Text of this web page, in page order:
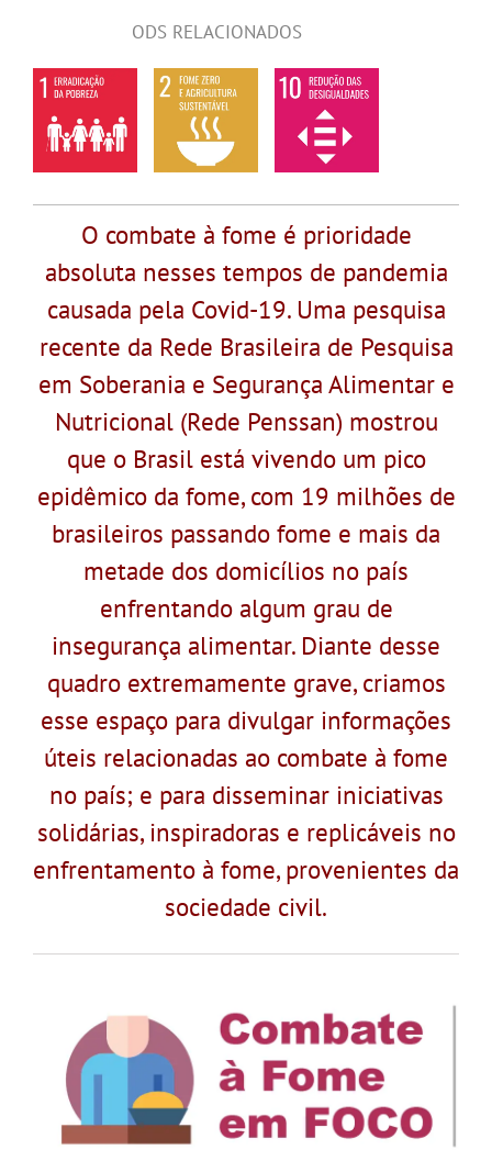
ODS RELACIONADOS
O combate à fome é prioridade
absoluta nesses tempos de pandemia
causada pela Covid-19. Uma pesquisa
recente da Rede Brasileira de Pesquisa
em Soberania e Segurança Alimentar e
Nutricional (Rede Penssan) mostrou
que o Brasil está vivendo um pico
epidêmico da fome, com 19 milhões de
brasileiros passando fome e mais da
metade dos domicílios no país
enfrentando algum grau de
insegurança alimentar. Diante desse
quadro extremamente grave, criamos
esse espaço para divulgar informações
úteis relacionadas ao combate à fome
no país; e para disseminar iniciativas
solidárias, inspiradoras e replicáveis no
enfrentamento à fome, provenientes da
sociedade civil.